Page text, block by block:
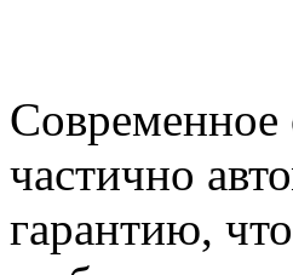
Современное
частично
гарантию,